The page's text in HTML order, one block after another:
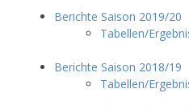
Berichte Saison 2019/20
Tabellen/
Berichte Saison 2018/19
Tabellen/